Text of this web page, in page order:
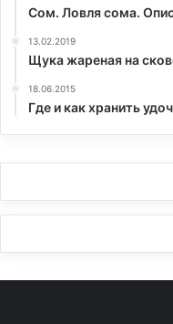
Сом. Ловля сома.
13.02.2019
Щука жареная на
18.06.2015
Где и как хранить